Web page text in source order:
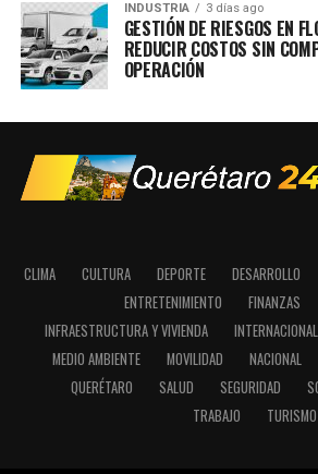
INDUSTRIA 3 días ago
GESTIÓN DE RIESGOS EN
REDUCIR COSTOS SIN
OPERACIÓN
CLIMA CULTURA DEPORTE DESARROLLO
ENTRETENIMIENTO
FINANZAS
INFRAESTRUCTURA Y VIVIENDA
INTERNACIONAL
MEDIO AMBIENTE
MOVILIDAD NACIONAL
QUERÉTARO
SALUD SEGURIDAD
TRABAJO
TURISMO